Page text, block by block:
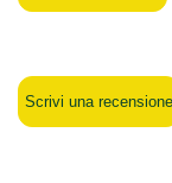
Scrivi una recensione